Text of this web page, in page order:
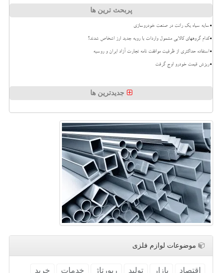
پربحث ترین ها
سایه سیاه یک رانت در صنعت خودروسازی
کدام گروههای کالایی مشمول واردات با رویه جدید ارز اشخاص شدند؟
استفاده حداکثری از ظرفیت موافقت نامه تجارت آزاد ایران و روسیه
ریزش قیمت خودرو اوج گرفت
جدیدترین ها
موضوعات لوازم فلزی
اقتصاد بازار تولید رپورتاژ خدمات خرید